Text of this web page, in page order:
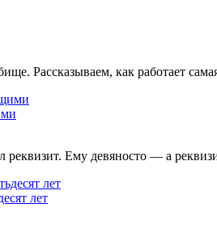
Рассказываем, как работает
реквизит. Ему девяносто — а
лет